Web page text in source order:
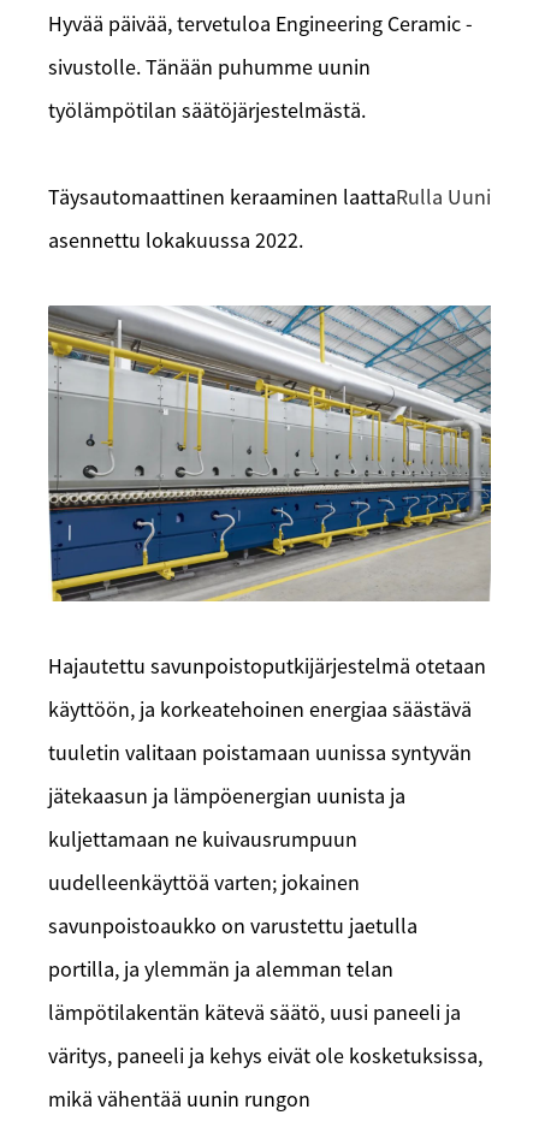
Hyvää päivää, tervetuloa Engineering Ceramic -
sivustolle. Tänään puhumme uunin
työlämpötilan säätöjärjestelmästä.
Täysautomaattinen keraaminen laattaRulla Uuni
asennettu lokakuussa 2022.
Hajautettu savunpoistoputkijärjestelmä otetaan
käyttöön, ja korkeatehoinen energiaa säästävä
tuuletin valitaan poistamaan uunissa syntyvän
jätekaasun ja lämpöenergian uunista ja
kuljettamaan ne kuivausrumpuun
uudelleenkäyttöä varten; jokainen
savunpoistoaukko on varustettu jaetulla
portilla, ja ylemmän ja alemman telan
lämpötilakentän kätevä säätö, uusi paneeli ja
väritys, paneeli ja kehys eivät ole kosketuksissa,
mikä vähentää uunin rungon